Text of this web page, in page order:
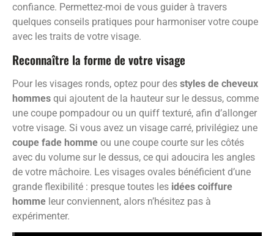
confiance. Permettez-moi de vous guider à travers
quelques conseils pratiques pour harmoniser votre coupe
avec les traits de votre visage.
Reconnaître la forme de votre visage
Pour les visages ronds, optez pour des styles de cheveux
hommes qui ajoutent de la hauteur sur le dessus, comme
une coupe pompadour ou un quiff texturé, afin d’allonger
votre visage. Si vous avez un visage carré, privilégiez une
coupe fade homme ou une coupe courte sur les côtés
avec du volume sur le dessus, ce qui adoucira les angles
de votre mâchoire. Les visages ovales bénéficient d’une
grande flexibilité : presque toutes les idées coiffure
homme leur conviennent, alors n’hésitez pas à
expérimenter.